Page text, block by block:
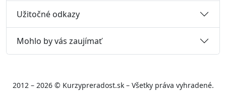
Užitočné odkazy
Mohlo by vás zaujímať
2012 – 2026 © Kurzypreradost.sk – Všetky práva vyhradené.